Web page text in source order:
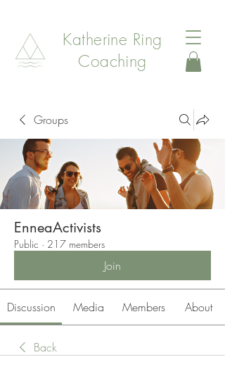
Katherine Ring
Coaching
Groups
EnneaActivists
Public · 217 members
Join
Discussion Media Members About
Back